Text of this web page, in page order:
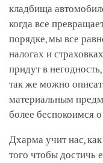
кладбища
когда все
порядке, мы все
налогах и
придут в
так же можно
материальным
более беспокоимся
Дхарма учит нас,
того чтобы достичь